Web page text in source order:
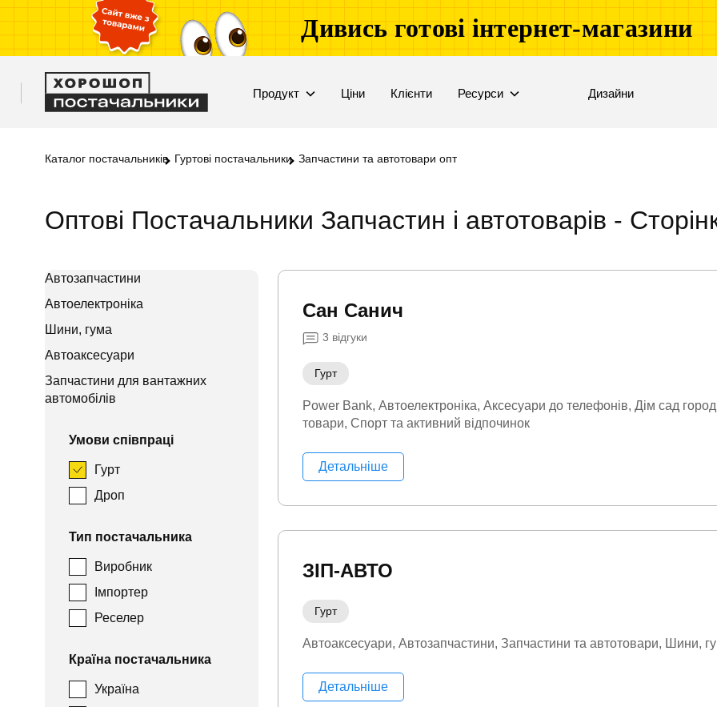
Дивись готові інтернет-магазини
Продукт Ціни Клієнти Ресурси Дизайни
Каталог постачальників Гуртові постачальники Запчастини та автотовари опт
Оптові Постачальники Запчастин і автотоварів -
Автозапчастини
Автоелектроніка
Шини, гума
Автоаксесуари
Запчастини для вантажних
автомобілів
Умови співпраці
Гурт
Дроп
Тип постачальника
Виробник
Імпортер
Реселер
Країна постачальника
Україна
Сан Санич
3 відгуки
Гурт
Power Bank Автоелектроніка Аксесуари до телефонів Дім сад город
товари Спорт та активний відпочинок
Детальніше
ЗІП-АВТО
Гурт
Автоаксесуари Автозапчастини Запчастини та автотовари Шини,
Детальніше